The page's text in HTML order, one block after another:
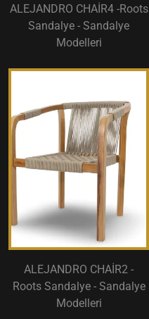
ALEJANDRO CHAİR4 -Roots
Sandalye - Sandalye
Modelleri
ALEJANDRO CHAİR2 -
Roots Sandalye - Sandalye
Modelleri